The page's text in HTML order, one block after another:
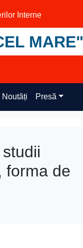
Interne
MARE"
Noutăți Presă
forma de